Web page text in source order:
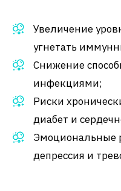
Увеличение
угнетать
Снижение
инфекциями;
Риски
диабет и
Эмоциональные
депрессия и